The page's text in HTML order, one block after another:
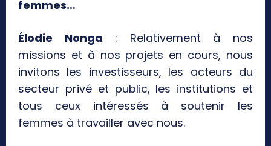
femmes…
Élodie Nonga : Relativement à nos
missions et à nos projets en cours, nous
invitons les investisseurs, les acteurs du
secteur privé et public, les institutions et
tous ceux intéressés à soutenir les
femmes à travailler avec nous.